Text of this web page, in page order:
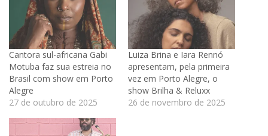
Cantora sul-africana Gabi
Motuba faz sua estreia no
Brasil com show em Porto
Alegre
27 de outubro de 2025
Luiza Brina e Iara Rennó
apresentam, pela primeira
vez em Porto Alegre, o
show Brilha & Reluxx
26 de novembro de 2025